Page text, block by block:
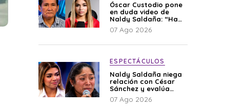
Óscar Custodio pone
en duda video de
Naldy Saldaña: “Hay
cosas que de repente
se han editado”
07 Ago 2026
ESPECTÁCULOS
Naldy Saldaña niega
relación con César
Sánchez y evalúa
denunciar a su
esposa: “Es una
07 Ago 2026